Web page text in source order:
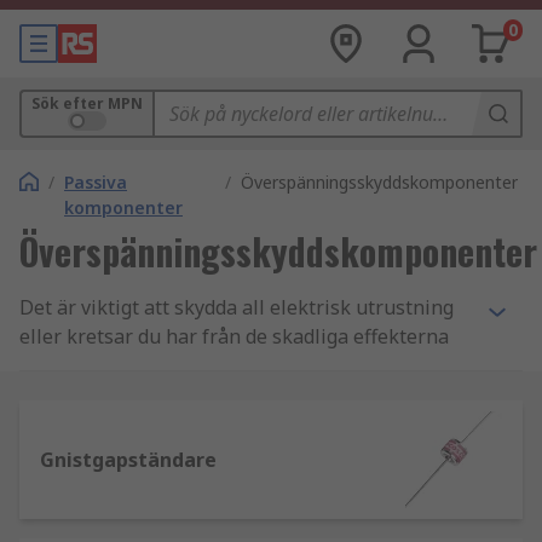
0
Sök efter MPN
/ Passiva
komponenter
/ Överspänningsskyddskomponenter
Överspänningsskyddskomponenter
Det är viktigt att skydda all elektrisk utrustning
eller kretsar du har från de skadliga effekterna
från ledande tillverkare som Bourns, Huber &
Gnistgapständare